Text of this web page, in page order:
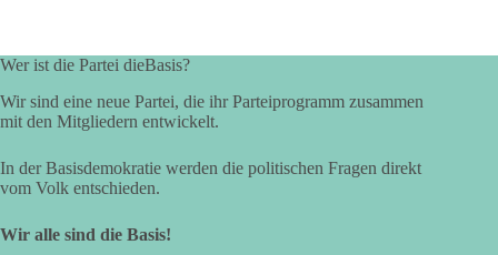
Wer ist die Partei dieBasis?
Wir sind eine neue Partei, die ihr Parteiprogramm zusammen
mit den Mitgliedern entwickelt.
In der Basisdemokratie werden die politischen Fragen direkt
vom Volk entschieden.
Wir alle sind die Basis!